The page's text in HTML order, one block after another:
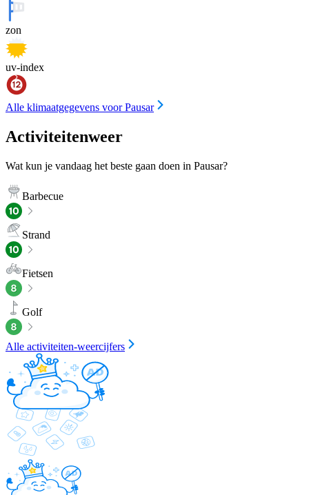
zon
uv-index
Alle klimaatgegevens voor Pausar
Activiteitenweer
Wat kun je vandaag het beste gaan doen in Pausar?
Barbecue
Strand
Fietsen
Golf
Alle activiteiten-weercijfers